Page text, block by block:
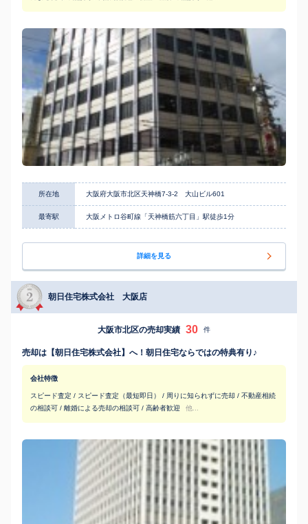
所在地 大阪府大阪市北区天神橋7-3-2 大山ビル601
最寄駅 大阪メトロ谷町線「天神橋筋六丁目」駅徒歩1分
詳細を見る
朝日住宅株式会社 大阪店
大阪市北区の売却実績 30 件
売却は【朝日住宅株式会社】へ！朝日住宅ならではの特典有り♪
会社特徴
スピード査定 / スピード査定（最短即日） / 周りに知られずに売却 / 不動産相続
の相談可 / 離婚による売却の相談可 / 高齢者歓迎
他...